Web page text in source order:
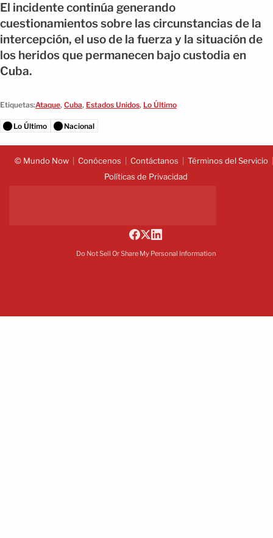
El incidente continúa generando
cuestionamientos sobre las circunstancias de la
intercepción, el uso de la fuerza y la situación de
los heridos que permanecen bajo custodia en
Cuba.
Etiquetas:Ataque, Cuba, Estados Unidos, Lo Último
Lo Último Nacional
© Mundo Now Conócenos Contáctanos
Términos del Servicio
Políticas de Privacidad
Do Not Sell Or Share My Personal Information